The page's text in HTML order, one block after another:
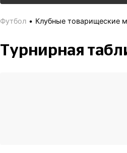
Футбол Клубные товарищеские
Турнирная